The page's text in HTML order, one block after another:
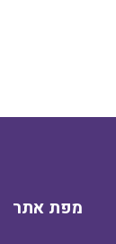
מפת אתר